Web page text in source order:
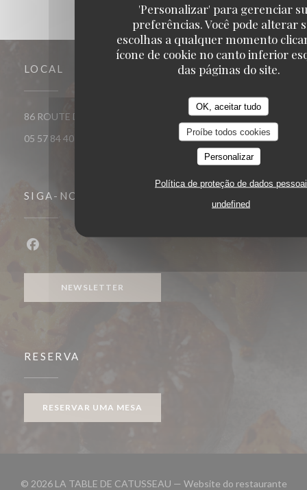
'Personalizar' para gerenciar
preferências. Você pode alterar
escolhas a qualquer momento
ícone de cookie no canto inferior
das páginas do site.
OK, aceitar tudo
Proíbe todos cookies
Personalizar
Política de proteção de dados
undefined
LOCAL
86 ROUTE DE CATUSSEAU 33500 POMEROL((abre numa nova
05 57 84 40 40
SIGA-NOS
NEWSLETTER
RESERVA
RESERVAR UMA MESA
© 2026 LA TABLE DE CATUSSEAU — Website do restaurante